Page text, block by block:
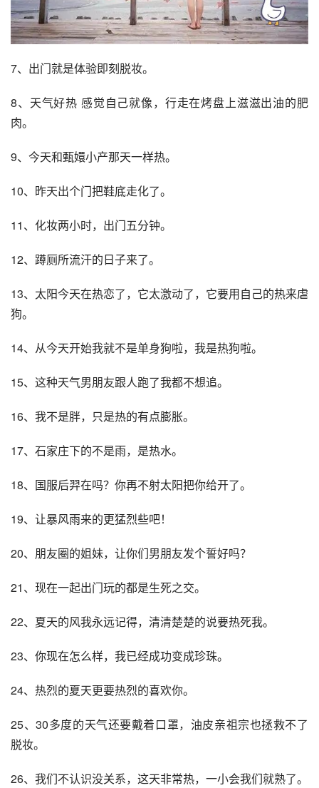
7、出门就是体验即刻脱妆。
8、天气好热 感觉自己就像，行走在烤盘上滋滋出油的肥
肉。
9、今天和甄嬛小产那天一样热。
10、昨天出个门把鞋底走化了。
11、化妆两小时，出门五分钟。
12、蹲厕所流汗的日子来了。
13、太阳今天在热恋了，它太激动了，它要用自己的热来虐
狗。
14、从今天开始我就不是单身狗啦，我是热狗啦。
15、这种天气男朋友跟人跑了我都不想追。
16、我不是胖，只是热的有点膨胀。
17、石家庄下的不是雨，是热水。
18、国服后羿在吗？你再不射太阳把你给开了。
19、让暴风雨来的更猛烈些吧！
20、朋友圈的姐妹，让你们男朋友发个誓好吗？
21、现在一起出门玩的都是生死之交。
22、夏天的风我永远记得，清清楚楚的说要热死我。
23、你现在怎么样，我已经成功变成珍珠。
24、热烈的夏天更要热烈的喜欢你。
25、30多度的天气还要戴着口罩，油皮亲祖宗也拯救不了
脱妆。
26、我们不认识没关系，这天非常热，一小会我们就熟了。